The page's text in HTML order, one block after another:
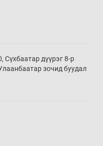
Сүхбаатар дүүрэг 8-р
зочид буудал